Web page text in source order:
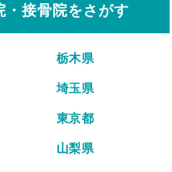
・接骨院をさがす
栃木県
埼玉県
東京都
山梨県